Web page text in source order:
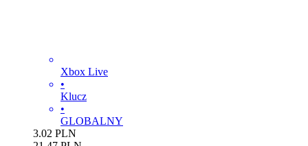
Xbox Live
•
Klucz
•
GLOBALNY
3.02 PLN